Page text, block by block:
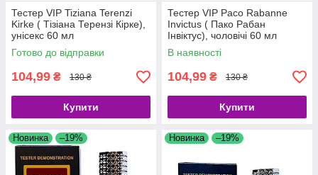
Тестер VIP Tiziana Terenzi
Kirke ( Тізіана Терензі Кірке),
унісекс 60 мл
Готово до відправки
104,99 ₴ 130 ₴
Купити
Тестер VIP Paco Rabanne
Invictus ( Пако Рабан
Інвіктус), чоловічі 60 мл
В наявності
104,99 ₴ 130 ₴
Купити
Новинка –19% Новинка –19%